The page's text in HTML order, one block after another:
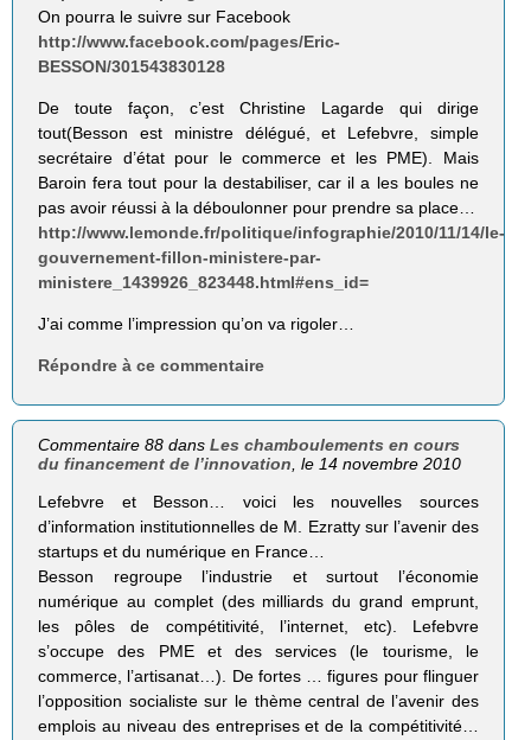
On pourra le suivre sur Facebook
http://www.facebook.com/pages/Eric-
BESSON/301543830128
De toute façon, c’est Christine Lagarde qui dirige
tout(Besson est ministre délégué, et Lefebvre, simple
secrétaire d’état pour le commerce et les PME). Mais
Baroin fera tout pour la destabiliser, car il a les boules ne
pas avoir réussi à la déboulonner pour prendre sa place…
http://www.lemonde.fr/politique/infographie/2010/11/14/le-
gouvernement-fillon-ministere-par-
ministere_1439926_823448.html#ens_id=
J’ai comme l’impression qu’on va rigoler…
Répondre à ce commentaire
Commentaire 88 dansLes chamboulements en cours
du financement de l’innovation , le 14 novembre 2010
Lefebvre et Besson… voici les nouvelles sources
d’information institutionnelles de M. Ezratty sur l’avenir des
startups et du numérique en France…
Besson regroupe l’industrie et surtout l’économie
numérique au complet (des milliards du grand emprunt,
les pôles de compétitivité, l’internet, etc). Lefebvre
s’occupe des PME et des services (le tourisme, le
commerce, l’artisanat…). De fortes … figures pour flinguer
l’opposition socialiste sur le thème central de l’avenir des
emplois au niveau des entreprises et de la compétitivité…